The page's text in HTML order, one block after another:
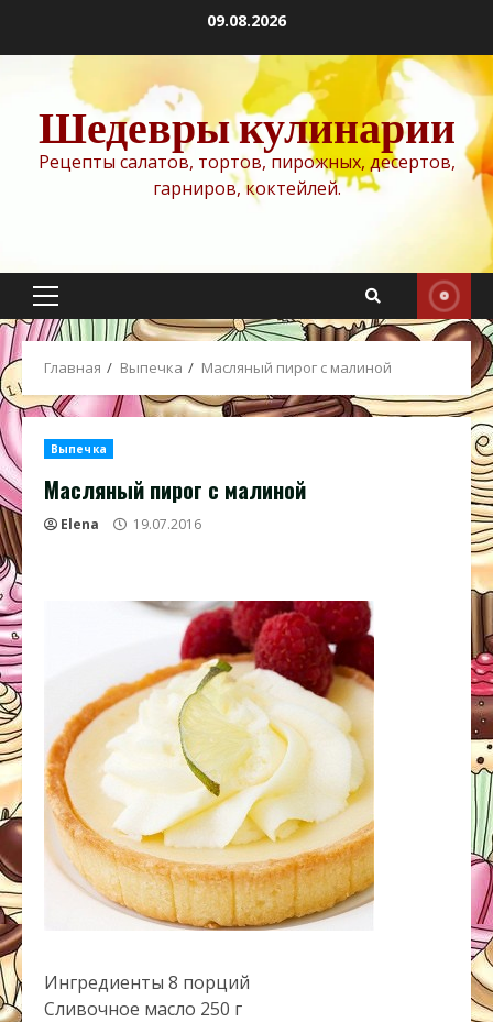
содержимому
09.08.2026
Шедевры кулинарии
Рецепты салатов, тортов, пирожных, десертов,
гарниров, коктейлей.
Основное
меню
Главная Выпечка Масляный пирог с малиной
Выпечка
Масляный пирог с малиной
Elena 19.07.2016
Ингредиенты 8 порций
Сливочное масло 250 г